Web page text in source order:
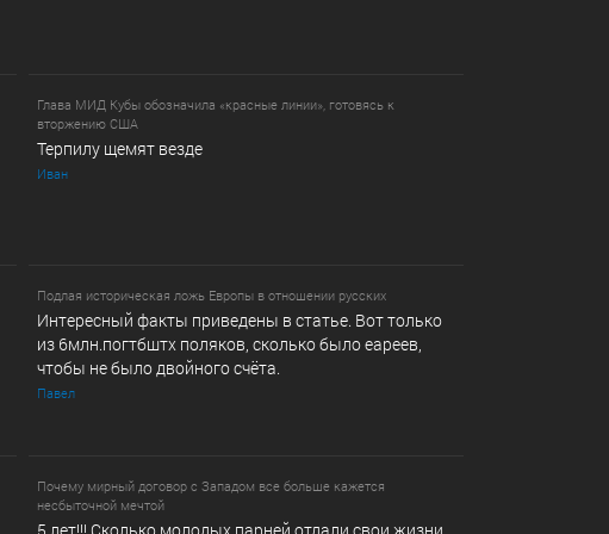
Глава МИД Кубы обозначила «красные линии», готовясь к
вторжению США
Терпилу щемят везде
Иван
Подлая историческая ложь Европы в отношении русских
Интересный факты приведены в статье. Вот только
из 6млн.погтбштх поляков, сколько было еареев,
чтобы не было двойного счёта.
Павел
Почему мирный договор с Западом все больше кажется
несбыточной мечтой